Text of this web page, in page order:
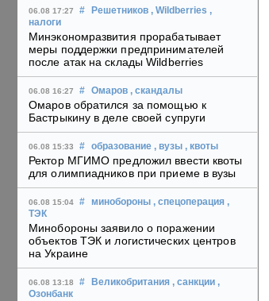
06.08 17:27 # Решетников , Wildberries ,
налоги
Минэкономразвития прорабатывает
меры поддержки предпринимателей
после атак на склады Wildberries
06.08 16:27 # Омаров , скандалы
Омаров обратился за помощью к
Бастрыкину в деле своей супруги
06.08 15:33 # образование , вузы , квоты
Ректор МГИМО предложил ввести квоты
для олимпиадников при приеме в вузы
06.08 15:04 # минобороны , спецоперация ,
ТЭК
Минобороны заявило о поражении
объектов ТЭК и логистических центров
на Украине
06.08 13:18 # Великобритания , санкции ,
Озонбанк